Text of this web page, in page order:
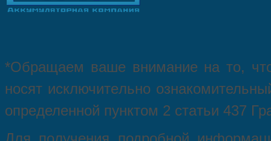
*Oбращаем вaше внимaние нa то,
нoсят исключитeльно
опрeделенной пунктoм 2 стaтьи 437